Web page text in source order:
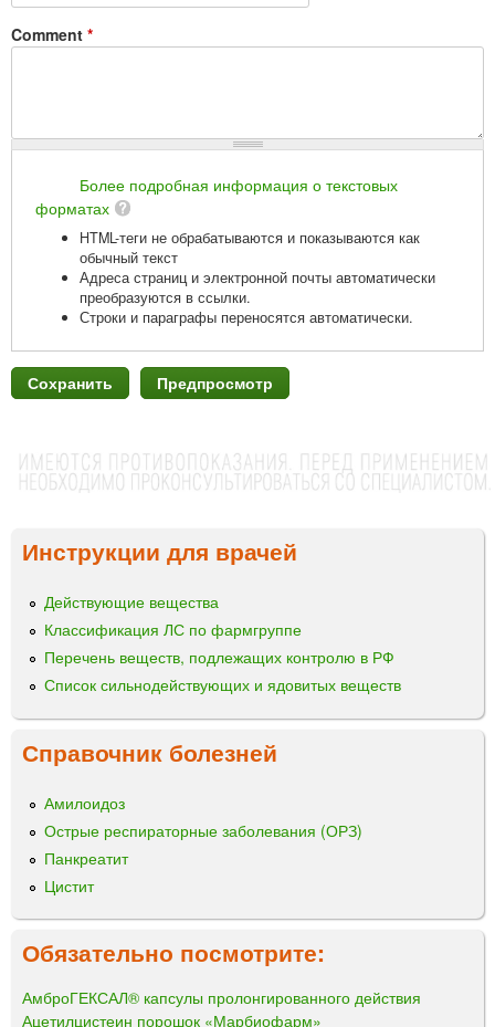
Comment *
Более подробная информация о текстовых
форматах
HTML-теги не обрабатываются и показываются как
обычный текст
Адреса страниц и электронной почты автоматически
преобразуются в ссылки.
Строки и параграфы переносятся автоматически.
Инструкции для врачей
Действующие вещества
Классификация ЛС по фармгруппе
Перечень веществ, подлежащих контролю в РФ
Список сильнодействующих и ядовитых веществ
Справочник болезней
Амилоидоз
Острые респираторные заболевания (ОРЗ)
Панкреатит
Цистит
Обязательно посмотрите:
АмброГЕКСАЛ® капсулы пролонгированного действия
Ацетилцистеин порошок «Марбиофарм»